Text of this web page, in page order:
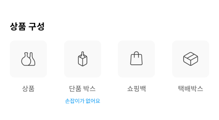
상품 구성
상품 단품 박스
손잡이가 없어요
쇼핑백 택배박스